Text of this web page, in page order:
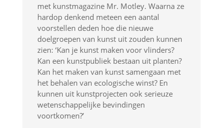
met kunstmagazine Mr. Motley. Waarna ze
hardop denkend meteen een aantal
voorstellen deden hoe die nieuwe
doelgroepen van kunst uit zouden kunnen
zien: ‘Kan je kunst maken voor vlinders?
Kan een kunstpubliek bestaan uit planten?
Kan het maken van kunst samengaan met
het behalen van ecologische winst? En
kunnen uit kunstprojecten ook serieuze
wetenschappelijke bevindingen
voortkomen?’